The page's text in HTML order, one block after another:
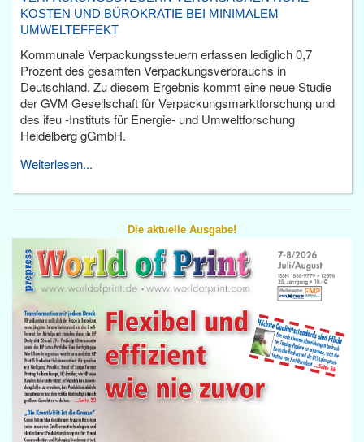
KOSTEN UND BÜROKRATIE BEI MINIMALEM
UMWELTEFFEKT
Kommunale Verpackungssteuern erfassen lediglich 0,7
Prozent des gesamten Verpackungsverbrauchs in
Deutschland. Zu diesem Ergebnis kommt eine neue Studie
der GVM Gesellschaft für Verpackungsmarktforschung und
des ifeu -Instituts für Energie- und Umweltforschung
Heidelberg gGmbH.
Weiterlesen...
Die aktuelle Ausgabe!